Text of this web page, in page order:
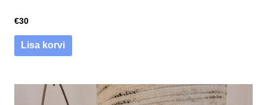
€30
Lisa korvi